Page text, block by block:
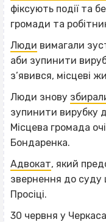
фіксують події та
громади та
Люди вимагали
аби зупинити
з’явився, місцеві
Люди знову
зупинити вирубку
Місцева громада
Бондаренка.
Адвокат, який
звернення до суду
Просіці.
30 червня у